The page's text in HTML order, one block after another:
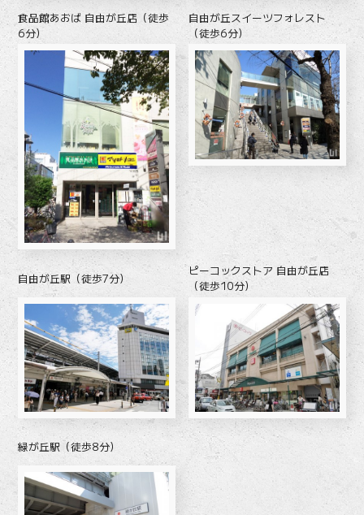
食品館あおば 自由が丘店（徒歩
6分）
自由が丘スイーツフォレスト
（徒歩6分）
自由が丘駅（徒歩7分）
ピーコックストア 自由が丘店
（徒歩10分）
緑が丘駅（徒歩8分）